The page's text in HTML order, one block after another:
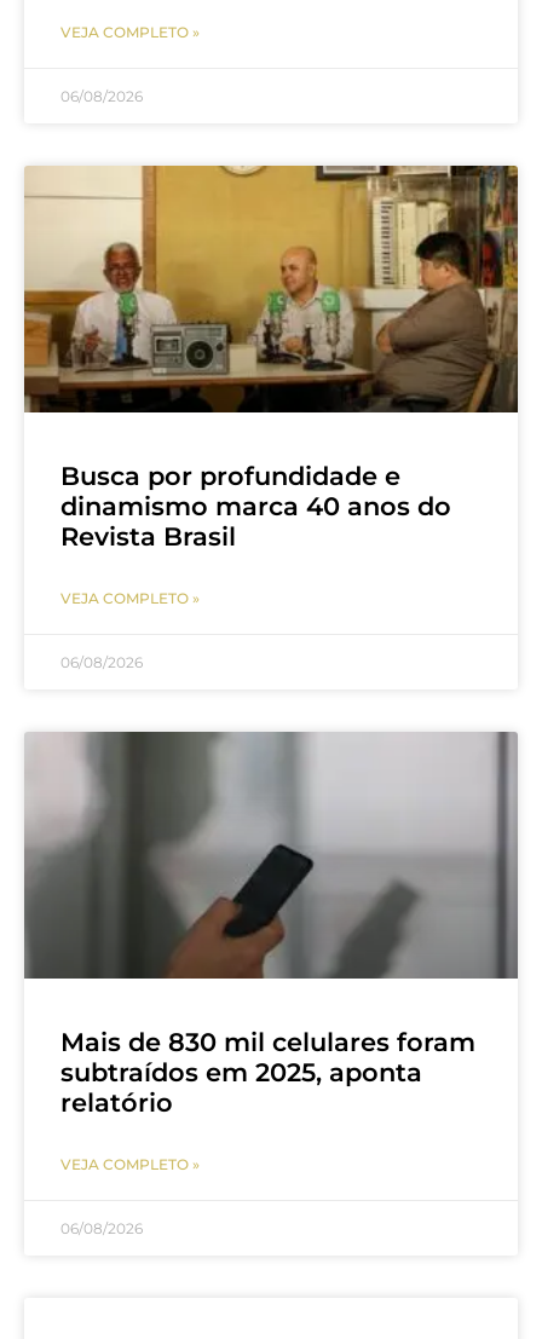
VEJA COMPLETO »
06/08/2026
Busca por profundidade e
dinamismo marca 40 anos do
Revista Brasil
VEJA COMPLETO »
06/08/2026
Mais de 830 mil celulares foram
subtraídos em 2025, aponta
relatório
VEJA COMPLETO »
06/08/2026